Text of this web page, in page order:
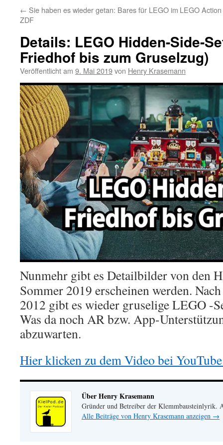
← Sie haben es wieder getan: Bares für LEGO im
ZDF
LEGO
Details: LEGO Hidden-Side-
Friedhof bis zum Gruselzug)
Veröffentlicht am 9. Mai 2019von Henry Krasemann
Nunmehr gibt es Detailbilder von den
Sommer 2019 erscheinen werden.
2012 gibt es wieder gruselige LEGO -
Was da noch AR bzw. App-
abzuwarten.
Hier klicken zu dem Video bei
Über Henry Krasemann
Gründer und Betreiber der Klemmbausteinlyrik.
Alle Beiträge von Henry Krasemann anzeigen →